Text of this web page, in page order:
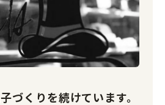
づくりを続けています。